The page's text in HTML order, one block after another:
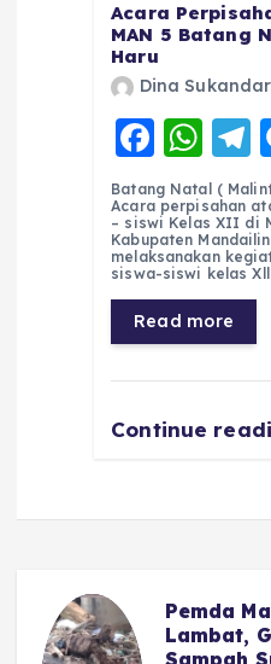
Acara
MAN 5 Batang
Haru
Dina Sukandar
F
a
c
e
b
o
o
W
h
a
ts
A
p
p
r
Batang Natal (
Acara perpisahan
– siswi Kelas XII di
Kabupaten
melaksanakan
siswa-siswi kelas
Read more
Continue
Pemda
Lambat,
Sampah